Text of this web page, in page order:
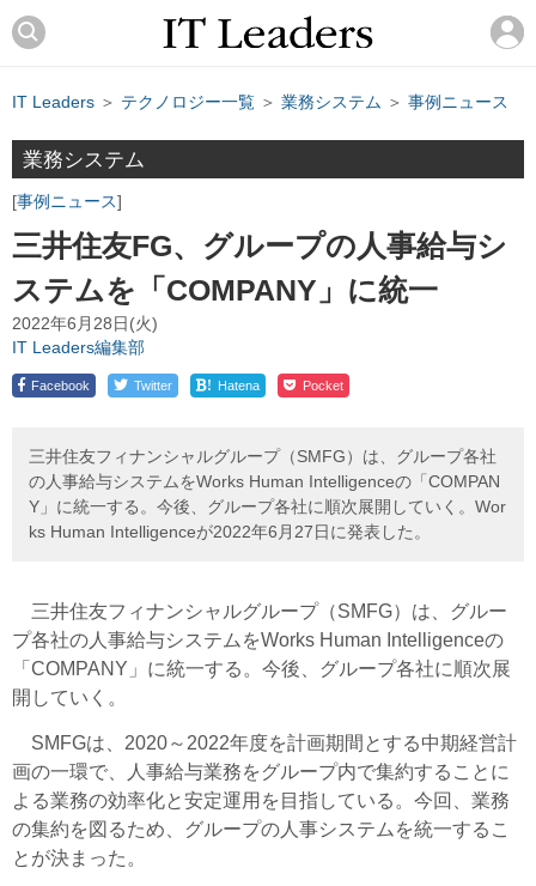
IT Leaders ＞ テクノロジー一覧 ＞ 業務システム ＞ 事例ニュース
業務システム
事例ニュース
三井住友FG、グループの人事給与シ
ステムを「COMPANY」に統一
2022年6月28日(火)
IT Leaders編集部
Facebook Twitter ! Hatena Pocket
三井住友フィナンシャルグループ（SMFG）は、グループ各社
の人事給与システムをWorks Human Intelligenceの「COMPAN
Y」に統一する。今後、グループ各社に順次展開していく。Wor
ks Human Intelligenceが2022年6月27日に発表した。
三井住友フィナンシャルグループ（SMFG）は、グルー
プ各社の人事給与システムをWorks Human Intelligenceの
「COMPANY」に統一する。今後、グループ各社に順次展
開していく。
SMFGは、2020～2022年度を計画期間とする中期経営計
画の一環で、人事給与業務をグループ内で集約することに
よる業務の効率化と安定運用を目指している。今回、業務
の集約を図るため、グループの人事システムを統一するこ
とが決まった。